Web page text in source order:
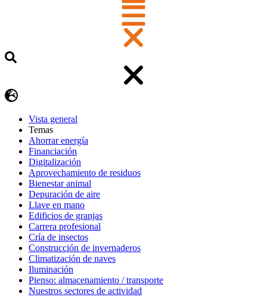
Vista general
Temas
Ahorrar energía
Financiación
Digitalización
Aprovechamiento de residuos
Bienestar animal
Depuración de aire
Llave en mano
Edificios de granjas
Carrera profesional
Cría de insectos
Construcción de invernaderos
Climatización de naves
Iluminación
Pienso: almacenamiento / transporte
Nuestros sectores de actividad